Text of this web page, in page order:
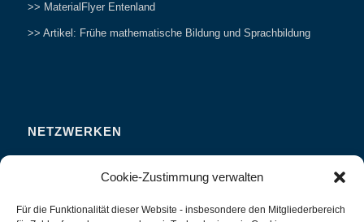
Cookie-Zustimmung verwalten
Für die Funktionalität dieser Website - insbesondere den Mitgliederbereich
>> MaterialFlyer Entenland
>> Artikel: Frühe mathematische Bildung und Sprachbildung
NETZWERKEN
Studieren